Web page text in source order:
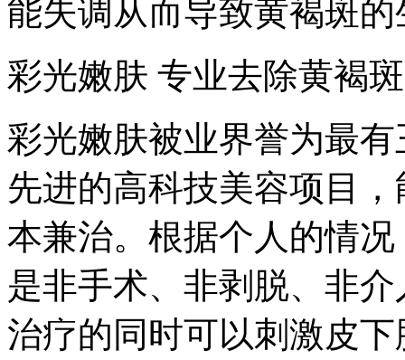
能失调从而导致黄褐斑的
彩光嫩肤 专业去除黄褐
彩光嫩肤被业界誉为最
先进的高科技美容项目
本兼治。根据个人的情
是非手术、非剥脱、非
治疗的同时可以刺激皮